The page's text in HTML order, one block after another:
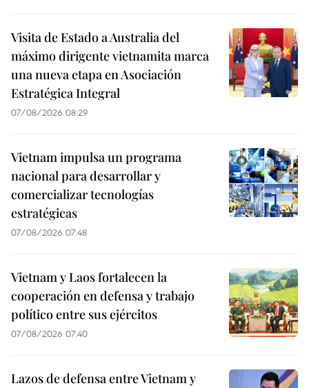
Visita de Estado a Australia del
máximo dirigente vietnamita marca
una nueva etapa en Asociación
Estratégica Integral
07/08/2026 08:29
Vietnam impulsa un programa
nacional para desarrollar y
comercializar tecnologías
estratégicas
07/08/2026 07:48
Vietnam y Laos fortalecen la
cooperación en defensa y trabajo
político entre sus ejércitos
07/08/2026 07:40
Lazos de defensa entre Vietnam y